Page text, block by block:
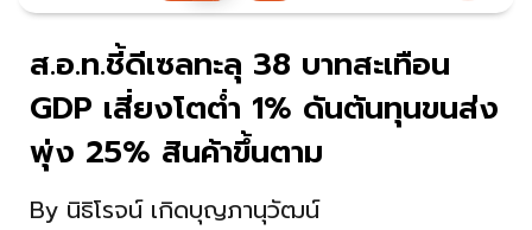
ส.อ.ท.ชี้ดีเซลทะลุ 38 บาทสะเทือน
GDP เสี่ยงโตต่ำ 1% ดันต้นทุนขนส่ง
พุ่ง 25% สินค้าขึ้นตาม
By นิธิโรจน์ เกิดบุญภานุวัฒน์